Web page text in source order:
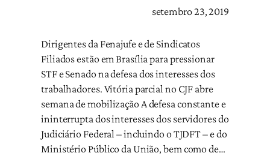
setembro 23, 2019
Dirigentes da Fenajufe e de Sindicatos
Filiados estão em Brasília para pressionar
STF e Senado na defesa dos interesses dos
trabalhadores. Vitória parcial no CJF abre
semana de mobilização A defesa constante e
ininterrupta dos interesses dos servidores do
Judiciário Federal – incluindo o TJDFT – e do
Ministério Público da União, bem como de…